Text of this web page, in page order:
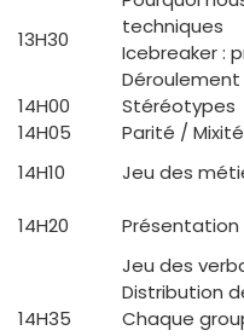
13H30
techniques​
Icebreaker :
14H00
Stéréotypes
14H05
Parité /
14H10
Jeu des
14H20
14H35
Jeu des
Distribution
Chaque